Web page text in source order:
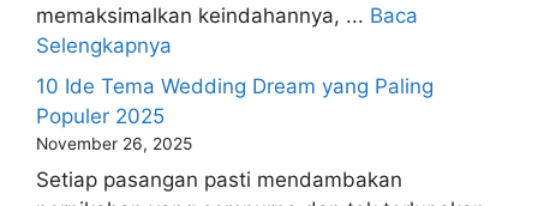
memaksimalkan keindahannya, ... Baca
Selengkapnya
10 Ide Tema Wedding Dream yang Paling
Populer 2025
November 26, 2025
Setiap pasangan pasti mendambakan